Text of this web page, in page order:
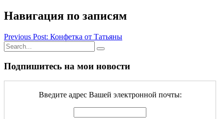
Навигация по записям
Previous Post: Конфетка от Татьяны
Подпишитесь на мои новости
Введите адрес Вашей электронной почты: